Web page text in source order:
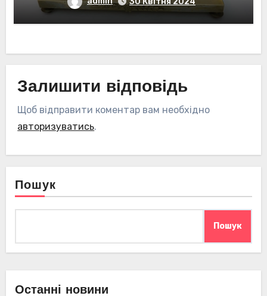
Залишити відповідь
Щоб відправити коментар вам необхідно
авторизуватись.
Пошук
Пошук
Останні новини